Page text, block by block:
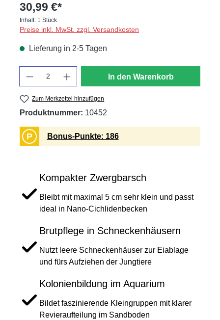
30,99 €*
Inhalt: 1 Stück
Preise inkl. MwSt. zzgl. Versandkosten
Lieferung in 2-5 Tagen
In den Warenkorb
Zum Merkzettel hinzufügen
Produktnummer: 10452
P Bonus-Punkte: 186
Kompakter Zwergbarsch
Bleibt mit maximal 5 cm sehr klein und passt
ideal in Nano-Cichlidenbecken
Brutpflege in Schneckenhäusern
Nutzt leere Schneckenhäuser zur Eiablage
und fürs Aufziehen der Jungtiere
Kolonienbildung im Aquarium
Bildet faszinierende Kleingruppen mit klarer
Revieraufteilung im Sandboden